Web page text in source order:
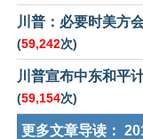
川普：必要时美方
(59,242次)
川普宣布中东和平
(59,154次)
更多文章导读：